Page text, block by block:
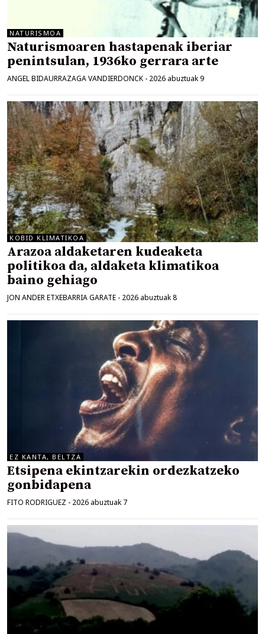
NATURISMOA
Naturismoaren hastapenak iberiar
penintsulan, 1936ko gerrara arte
ANGEL BIDAURRAZAGA VANDIERDONCK - 2026 abuztuak 9
KOBID KLIMATIKOA
Arazoa aldaketaren kudeaketa
politikoa da, aldaketa klimatikoa
baino gehiago
JON ANDER ETXEBARRIA GARATE - 2026 abuztuak 8
EZ KANTA, BELTZA
Etsipena ekintzarekin ordezkatzeko
gonbidapena
FITO RODRIGUEZ - 2026 abuztuak 7